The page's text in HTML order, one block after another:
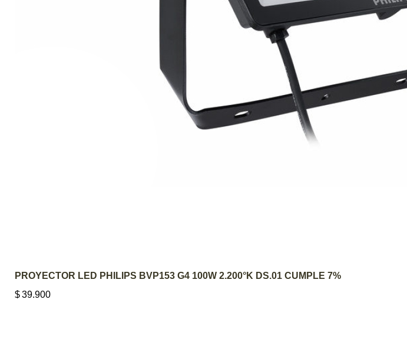
AGREGAR AL CARRITO
PROYECTOR LED PHILIPS BVP153 G4 100W 2.200°K DS.01 CUMPLE 7%
$39.900